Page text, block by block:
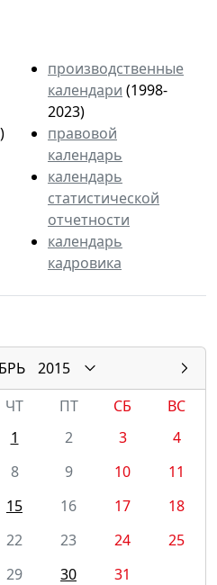
)
производственные
календари (1998-
2023)
правовой
календарь
календарь
статистической
отчетности
календарь
кадровика
2015
ЧТ ПТ СБ
ВС
1
2 3
4
8 9 10
11
15 16 17
18
22 23 24
25
29 30 31